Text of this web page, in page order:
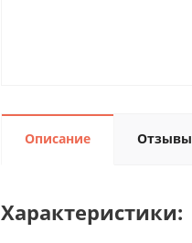
Описание Отзывы
Характеристики: